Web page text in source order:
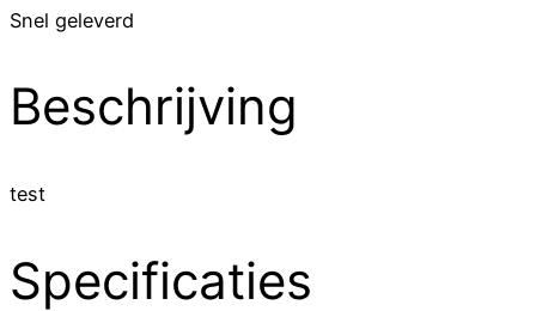
Snel geleverd
Beschrijving
test
Specificaties